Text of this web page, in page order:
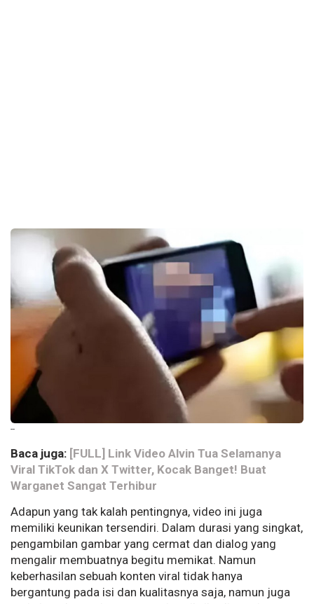
--
Baca juga: [FULL] Link Video Alvin Tua Selamanya
Viral TikTok dan X Twitter, Kocak Banget! Buat
Warganet Sangat Terhibur
Adapun yang tak kalah pentingnya, video ini juga
memiliki keunikan tersendiri. Dalam durasi yang singkat,
pengambilan gambar yang cermat dan dialog yang
mengalir membuatnya begitu memikat. Namun
keberhasilan sebuah konten viral tidak hanya
bergantung pada isi dan kualitasnya saja, namun juga